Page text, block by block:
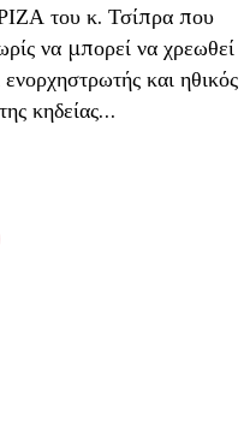
του κ. Τσίπρα που
να μπορεί να χρεωθεί
και ηθικός
κηδείας…